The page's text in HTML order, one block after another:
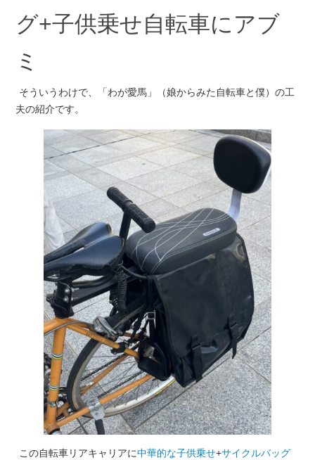
グ+子供乗せ自転車にアブ
ミ
そういうわけで、「わが愛馬」（娘からみた自転車と僕）の工
夫の紹介です。
この自転車リアキャリアに中華的な子供乗せ+サイクルバッグ